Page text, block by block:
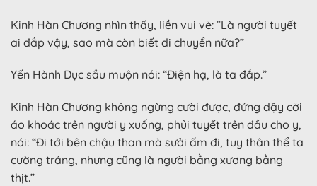
Kinh Hàn Chương nhìn thấy, liền vui vẻ: “Là người tuyết
ai đắp vậy, sao mà còn biết di chuyển nữa?”
Yến Hành Dục sầu muộn nói: “Điện hạ, là ta đắp.”
Kinh Hàn Chương không ngừng cười được, đứng dậy cởi
áo khoác trên người y xuống, phủi tuyết trên đầu cho y,
nói: “Đi tới bên chậu than mà sưởi ấm đi, tuy thân thể ta
cường tráng, nhưng cũng là người bằng xương bằng
thịt.”